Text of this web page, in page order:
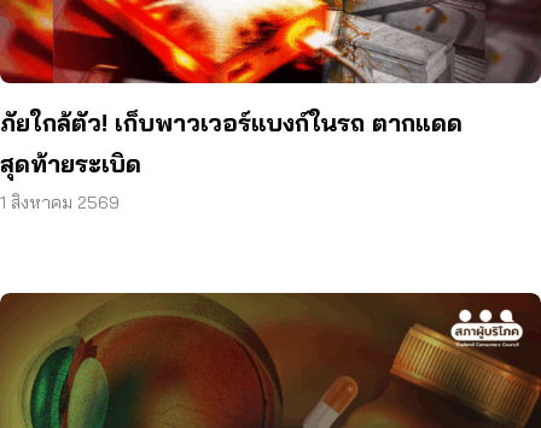
ภัยใกล้ตัว! เก็บพาวเวอร์แบงก์ในรถ ตากแดด
สุดท้ายระเบิด
1 สิงหาคม 2569